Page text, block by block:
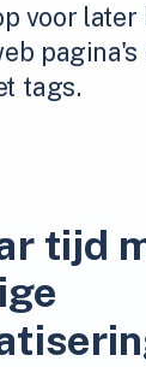
voor later
tags.
tijd